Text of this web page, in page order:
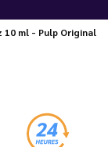
10 ml - Pulp Original